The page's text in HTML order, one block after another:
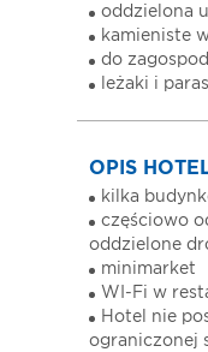
oddzielona
kamieniste
do
leżaki i
OPIS
kilka
częściowo
oddzielone
minimarket
WI-Fi w
Hotel nie
ograniczonej